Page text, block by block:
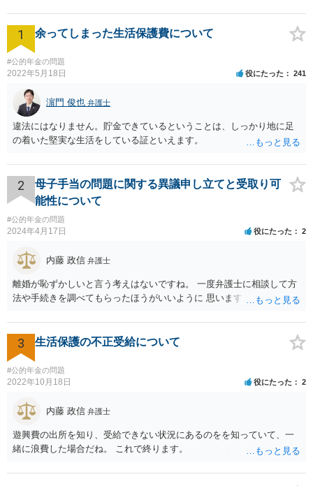
1 余ってしまった生活保護費について
#公的年金の問題
2022年5月18日 役にたった 241
濵門 俊也 弁護士
違法にはなりません。貯金できているということは、しっかり地に足
の着いた堅実な生活をしている証といえます。
2
母子手当の問題に関する異議申し立てと受取り可
能性について
#公的年金の問題
2024年4月17日 役にたった 2
内藤 政信 弁護士
離婚が恥ずかしいと言う考えはないですね。 一度弁護士に相談して方
法や手続きを調べてもらったほうがいいように 思います。
3 生活保護の不正受給について
#公的年金の問題
2022年10月18日 役にたった 2
内藤 政信 弁護士
遊興費の出所を知り、受給できない状況にあるのをを知っていて、一
緒に浪費した場合だね。 これで終ります。